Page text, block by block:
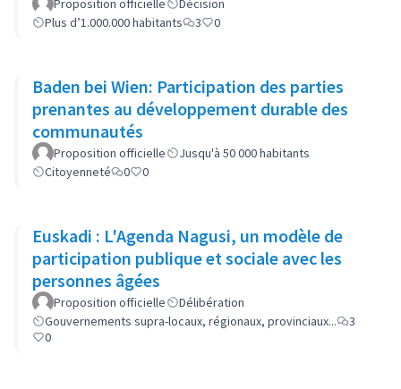
Proposition officielle
Décision
Plus d’1.000.000 habitants
3 0
Baden bei Wien: Participation des parties
prenantes au développement durable des
communautés
Proposition officielle
Jusqu'à 50 000 habitants
Citoyenneté
0 0
Euskadi : L'Agenda Nagusi, un modèle de
participation publique et sociale avec les
personnes âgées
Proposition officielle
Délibération
Gouvernements supra-locaux, régionaux, provinciaux...
3
0